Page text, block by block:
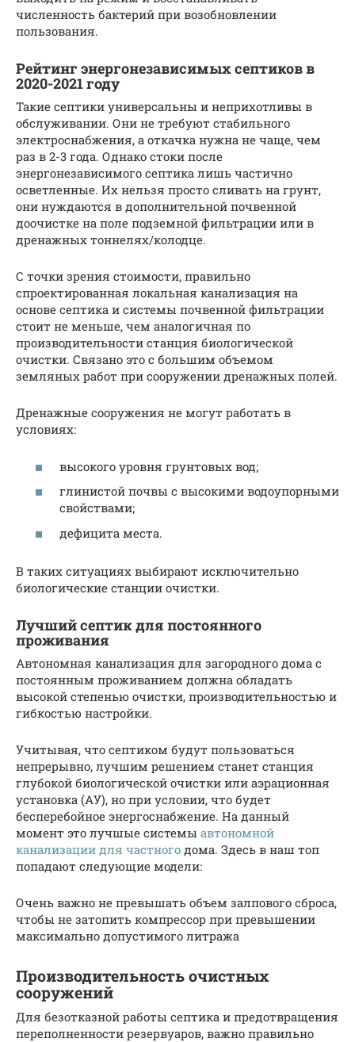
численность бактерий при возобновлении
пользования.
Рейтинг энергонезависимых септиков в
2020-2021 году
Такие септики универсальны и неприхотливы в
обслуживании. Они не требуют стабильного
электроснабжения, а откачка нужна не чаще, чем
раз в 2-3 года. Однако стоки после
энергонезависимого септика лишь частично
осветленные. Их нельзя просто сливать на грунт,
они нуждаются в дополнительной почвенной
доочистке на поле подземной фильтрации или в
дренажных тоннелях/колодце.
С точки зрения стоимости, правильно
спроектированная локальная канализация на
основе септика и системы почвенной фильтрации
стоит не меньше, чем аналогичная по
производительности станция биологической
очистки. Связано это с большим объемом
земляных работ при сооружении дренажных полей.
Дренажные сооружения не могут работать в
условиях:
высокого уровня грунтовых вод;
глинистой почвы с высокими водоупорными
свойствами;
дефицита места.
В таких ситуациях выбирают исключительно
биологические станции очистки.
Лучший септик для постоянного
проживания
Автономная канализация для загородного дома с
постоянным проживанием должна обладать
высокой степенью очистки, производительностью и
гибкостью настройки.
Учитывая, что септиком будут пользоваться
непрерывно, лучшим решением станет станция
глубокой биологической очистки или аэрационная
установка (АУ), но при условии, что будет
бесперебойное энергоснабжение. На данный
момент это лучшые системы автономной
канализации для частного дома. Здесь в наш топ
попадают следующие модели:
Очень важно не превышать объем залпового сброса,
чтобы не затопить компрессор при превышении
максимально допустимого литража
Производительность очистных
сооружений
Для безотказной работы септика и предотвращения
переполненности резервуаров, важно правильно